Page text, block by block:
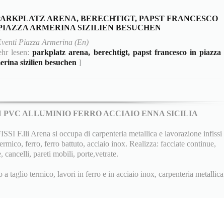
ARENA, BERECHTIGT, PAPST FRANCESCO
ARMERINA SIZILIEN BESUCHEN
Piazza Armerina (En)
lesen:parkplatz arena, berechtigt, papst francesco in piazza
sizilien besuchen ]
PVC ALLUMINIO FERRO ACCIAIO ENNA SICILIA
F.lli Arena si occupa di carpenteria metallica e lavorazione infissi
ferro, ferro battuto, acciaio inox. Realizza: facciate continue,
cancelli, pareti mobili, porte,vetrate.
taglio termico, lavori in ferro e in acciaio inox, carpenteria